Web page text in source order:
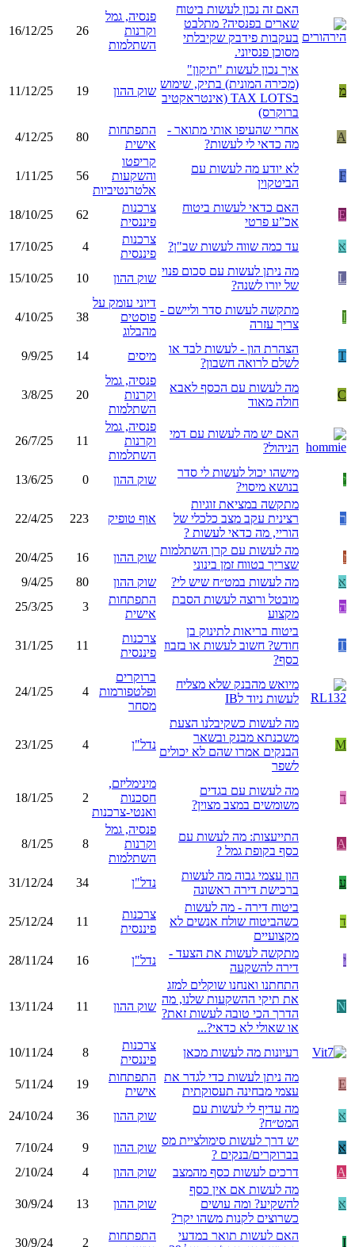
האם זה נכון לעשות ביטוח
שארים בפנסיה? מתלבט
בעקבות פידבק שקיבלתי
מסוכן פנסיוני.
פנסיה, גמל
וקרנות
השתלמות
26
16/12/25
מ
איך נכון לעשות "תיקון"
(מכירה המונית) בתיק, שימוש
בTAX LOTS (אינטראקטיב
ברוקרס)
שוק ההון 19
11/12/25
A
אחרי שהעיפו אותי מתואר -
מה כדאי לי לעשות?
התפתחות
אישית
80
4/12/25
F
לא יודע מה לעשות עם
הביטקוין
קריפטו
והשקעות
אלטרנטיביות
56
1/11/25
E
האם כדאי לעשות ביטוח
אכ”ע פרטי
צרכנות
פיננסית
62
18/10/25
א עד כמה שווה לעשות שב"ן?
צרכנות
פיננסית
4
17/10/25
L
מה ניתן לעשות עם סכום פנוי
של יורו לשנה?
שוק ההון 10
15/10/25
I
מתקשה לעשות סדר וליישם -
צריך עזרה
דיוני עומק על
פוסטים
מהבלוג
38
4/10/25
T
הצהרת הון - לעשות לבד או
לשלם לרואה חשבון?
מיסים 14
9/9/25
C
מה לעשות עם הכסף לאבא
חולה מאוד
פנסיה, גמל
וקרנות
השתלמות
20
3/8/25
האם יש מה לעשות עם דמי
הניהול?
פנסיה, גמל
וקרנות
השתלמות
11
26/7/25
י
מישהו יכול לעשות לי סדר
בנושא מיסוי?
שוק ההון 0
13/6/25
ר
מתקשה במציאת זוגיות
רצינית עקב מצב כלכלי של
הוריי, מה כדאי לעשות ?
אוף טופיק 223
22/4/25
ז
מה לעשות עם קרן השתלמות
שצריך בטווח זמן בינוני
שוק ההון 16
20/4/25
א
מה לעשות במט״ח שיש לי? שוק ההון 80
9/4/25
ה
מובטל ורוצה לעשות הסבת
מקצוע
התפתחות
אישית
3
25/3/25
T
ביטוח בריאות לתינוק בן
חודש? חשוב לעשות או בזבוז
כסף?
צרכנות
פיננסית
11
31/1/25
מיואש מהבנק שלא מצליח
לעשות ניוד לIB
ברוקרים
ופלטפורמות
מסחר
4
24/1/25
M
מה לעשות כשקיבלנו הצעת
משכנתא מבנק ובשאר
הבנקים אמרו שהם לא יכולים
לשפר
נדל"ן 4
23/1/25
ד
מה לעשות עם בגדים
משומשים במצב מצוין?
מינימליזם,
חסכנות
ואנטי-צרכנות
2
18/1/25
A
התייעצות: מה לעשות עם
כסף בקופת גמל ?
פנסיה, גמל
וקרנות
השתלמות
8
8/1/25
ע
הון עצמי גבוה מה לעשות
ברכישת דירה ראשונה
נדל"ן 34
31/12/24
ד
ביטוח דירה - מה לעשות
כשהביטוח שולח אנשים לא
מקצועיים
צרכנות
פיננסית
11
25/12/24
י
מתקשה לעשות את הצעד -
דירה להשקעה
נדל"ן 16
28/11/24
N
התחתנו ואנחנו שוקלים למזג
את תיקי ההשקעות שלנו, מה
הדרך הכי טובה לעשות זאת?
או שאולי לא כדאי?...
שוק ההון 11
13/11/24
רעיונות מה לעשות מכאן
צרכנות
פיננסית
8
10/11/24
E
מה ניתן לעשות כדי לגדר את
עצמי מבחינה תעסוקתית
התפתחות
אישית
19
5/11/24
א
מה עדיף לי לעשות עם
המט״ח?
שוק ההון 36
24/10/24
א
יש דרך לעשות סימולציית מס
בברוקרים/בנקים ?
שוק ההון 9
7/10/24
A
דרכים לעשות כסף מהמצב שוק ההון 4
2/10/24
א
מה לעשות אם אין כסף
להשקיע? ומה עושים
כשרוצים לקנות משהו יקר?
שוק ההון 13
30/9/24
I
האם לעשות תואר במדעי
התפתחות
2
30/9/24